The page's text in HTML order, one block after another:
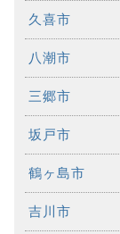
久喜市
八潮市
三郷市
坂戸市
鶴ヶ島市
吉川市